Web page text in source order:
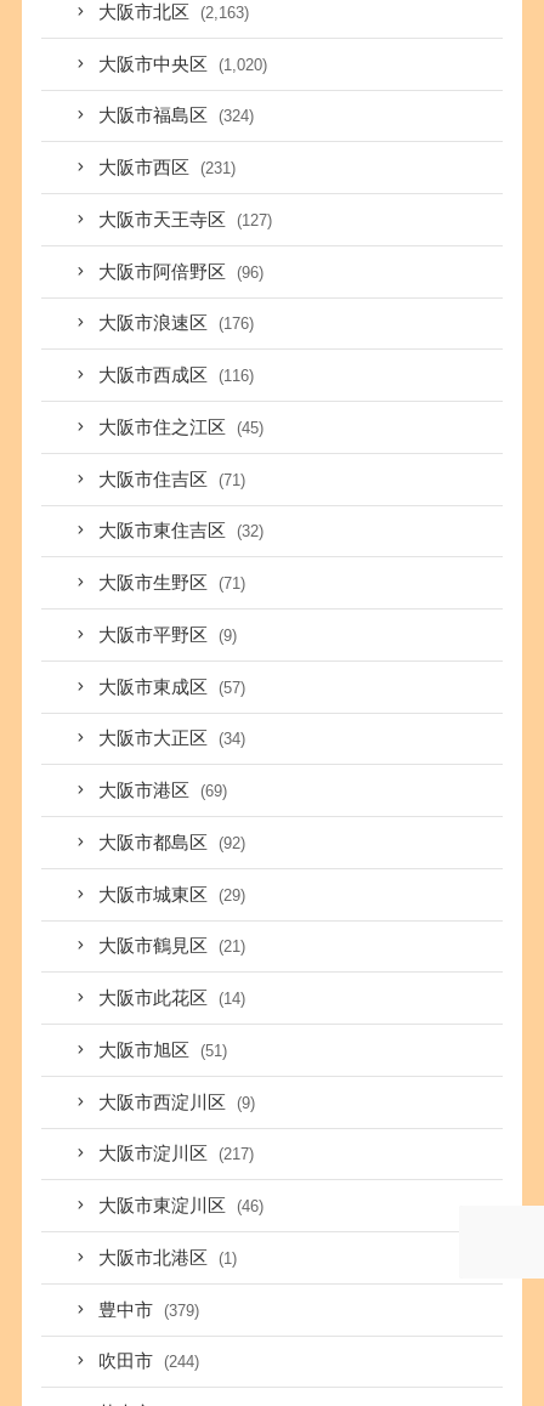
大阪市北区 (2,163)
大阪市中央区 (1,020)
大阪市福島区 (324)
大阪市西区 (231)
大阪市天王寺区 (127)
大阪市阿倍野区 (96)
大阪市浪速区 (176)
大阪市西成区 (116)
大阪市住之江区 (45)
大阪市住吉区 (71)
大阪市東住吉区 (32)
大阪市生野区 (71)
大阪市平野区 (9)
大阪市東成区 (57)
大阪市大正区 (34)
大阪市港区 (69)
大阪市都島区 (92)
大阪市城東区 (29)
大阪市鶴見区 (21)
大阪市此花区 (14)
大阪市旭区 (51)
大阪市西淀川区 (9)
大阪市淀川区 (217)
大阪市東淀川区 (46)
大阪市北港区 (1)
豊中市 (379)
吹田市 (244)